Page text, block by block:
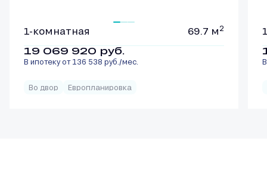
1-комнатная 69.7 м 2
19 069 920 руб.
В ипотеку от 136 538 руб./мес.
Во двор Европланировка